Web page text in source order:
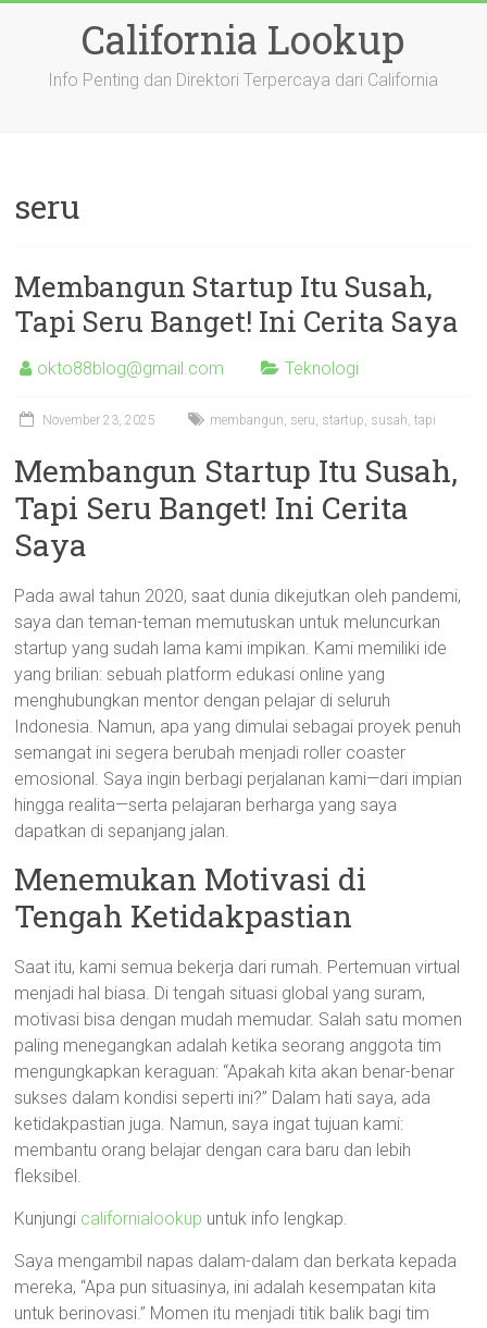
California Lookup
Info Penting dan Direktori Terpercaya dari California
seru
Membangun Startup Itu Susah,
Tapi Seru Banget! Ini Cerita Saya
okto88blog@gmail.com Teknologi
November 23, 2025 membangun, seru, startup, susah,tapi
Membangun Startup Itu Susah,
Tapi Seru Banget! Ini Cerita
Saya
Pada awal tahun 2020, saat dunia dikejutkan oleh pandemi,
saya dan teman-teman memutuskan untuk meluncurkan
startup yang sudah lama kami impikan. Kami memiliki ide
yang brilian: sebuah platform edukasi online yang
menghubungkan mentor dengan pelajar di seluruh
Indonesia. Namun, apa yang dimulai sebagai proyek penuh
semangat ini segera berubah menjadi roller coaster
emosional. Saya ingin berbagi perjalanan kami—dari impian
hingga realita—serta pelajaran berharga yang saya
dapatkan di sepanjang jalan.
Menemukan Motivasi di
Tengah Ketidakpastian
Saat itu, kami semua bekerja dari rumah. Pertemuan virtual
menjadi hal biasa. Di tengah situasi global yang suram,
motivasi bisa dengan mudah memudar. Salah satu momen
paling menegangkan adalah ketika seorang anggota tim
mengungkapkan keraguan: “Apakah kita akan benar-benar
sukses dalam kondisi seperti ini?” Dalam hati saya, ada
ketidakpastian juga. Namun, saya ingat tujuan kami:
membantu orang belajar dengan cara baru dan lebih
fleksibel.
Kunjungi californialookup untuk info lengkap.
Saya mengambil napas dalam-dalam dan berkata kepada
mereka, “Apa pun situasinya, ini adalah kesempatan kita
untuk berinovasi.” Momen itu menjadi titik balik bagi tim